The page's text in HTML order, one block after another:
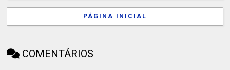
PÁGINA INICIAL
COMENTÁRIOS